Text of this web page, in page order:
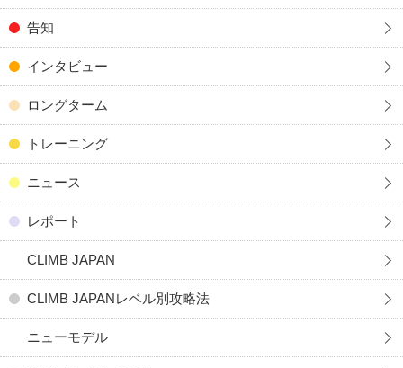
告知
インタビュー
ロングターム
トレーニング
ニュース
レポート
CLIMB JAPAN
CLIMB JAPANレベル別攻略法
ニューモデル